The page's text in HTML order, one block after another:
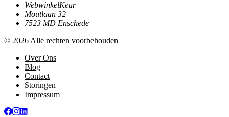
WebwinkelKeur
Moutlaan 32
7523 MD Enschede
© 2026 Alle rechten voorbehouden
Over Ons
Blog
Contact
Storingen
Impressum